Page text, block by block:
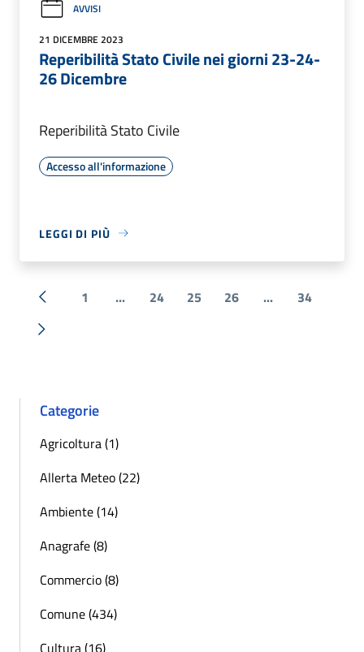
AVVISI
21 DICEMBRE 2023
Reperibilità Stato Civile nei giorni 23-24-
26 Dicembre
Reperibilità Stato Civile
Accesso all'informazione
LEGGI DI PIÙ
« Precedente
1 ... 24 25 26 ... 34
Successiva »
Categorie
Agricoltura (1)
Allerta Meteo (22)
Ambiente (14)
Anagrafe (8)
Commercio (8)
Comune (434)
Cultura (16)